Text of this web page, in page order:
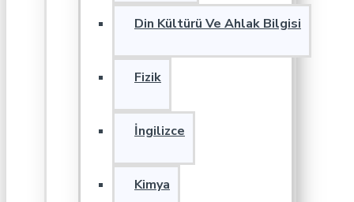
Din Kültürü Ve Ahlak Bilgisi
Fizik
İngilizce
Kimya